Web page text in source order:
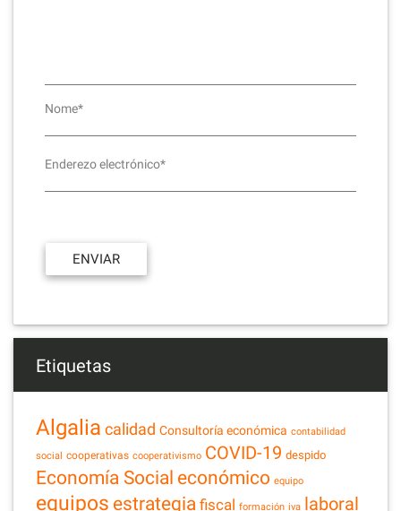
Nome*
Enderezo electrónico*
Etiquetas
Algalia calidad Consultoría económica contabilidad
social cooperativas cooperativismo COVID-19 despido
Economía Social económico equipo
equipos estrategia fiscal formación iva laboral